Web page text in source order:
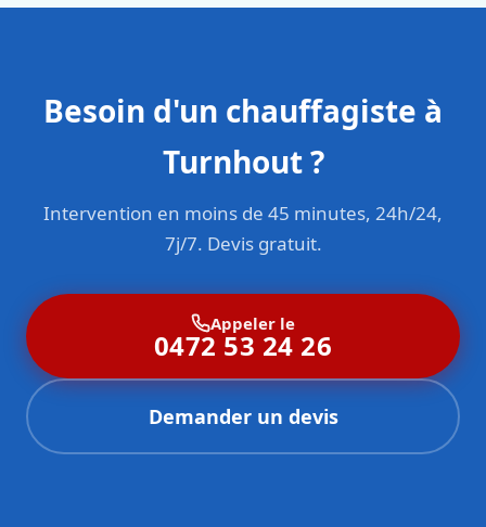
Besoin d'un chauffagiste à
Turnhout ?
Intervention en moins de 45 minutes, 24h/24,
7j/7. Devis gratuit.
Appeler le
0472 53 24 26
Demander un devis